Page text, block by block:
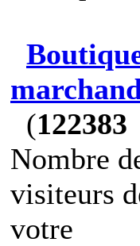
(122383
Nombre
visiteurs
votre